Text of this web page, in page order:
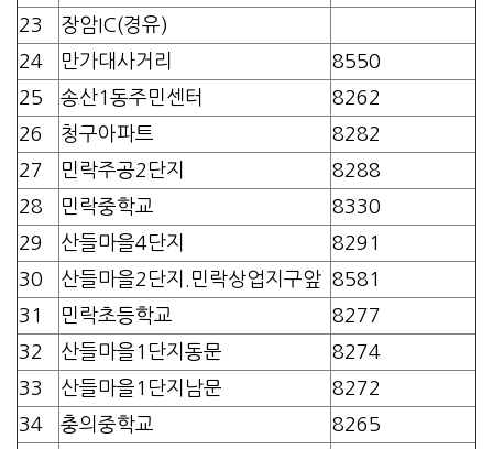
23
장암IC(경유)
24
만가대사거리
8550
25
송산1동주민센터
8262
26
청구아파트
8282
27
민락주공2단지
8288
28
민락중학교
8330
29
산들마을4단지
8291
30
산들마을2단지.민락상업지구앞 8581
31
민락초등학교
8277
32
산들마을1단지동문
8274
33
산들마을1단지남문
8272
34
충의중학교
8265